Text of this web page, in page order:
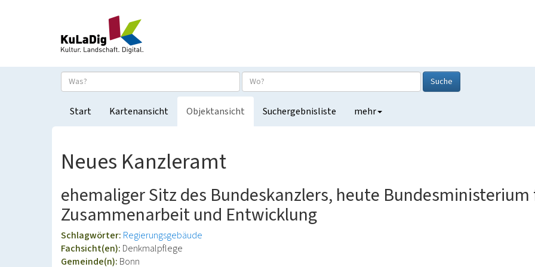
Suche
Start Kartenansicht Objektansicht Suchergebnisliste mehr
Neues Kanzleramt
ehemaliger Sitz des Bundeskanzlers, heute
Zusammenarbeit und Entwicklung
Schlagwörter: Regierungsgebäude
Fachsicht(en): Denkmalpflege
Gemeinde(n): Bonn